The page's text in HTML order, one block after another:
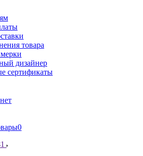
товара
дизайнер